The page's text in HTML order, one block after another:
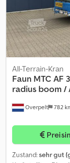
Overpelt 782
All-Terrain-Kran
Faun MTC AF
radius boom /
Zustand:sehr gut